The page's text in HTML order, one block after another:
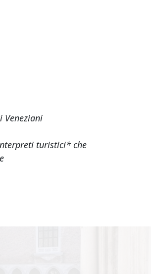
Veneziani
turistici* che